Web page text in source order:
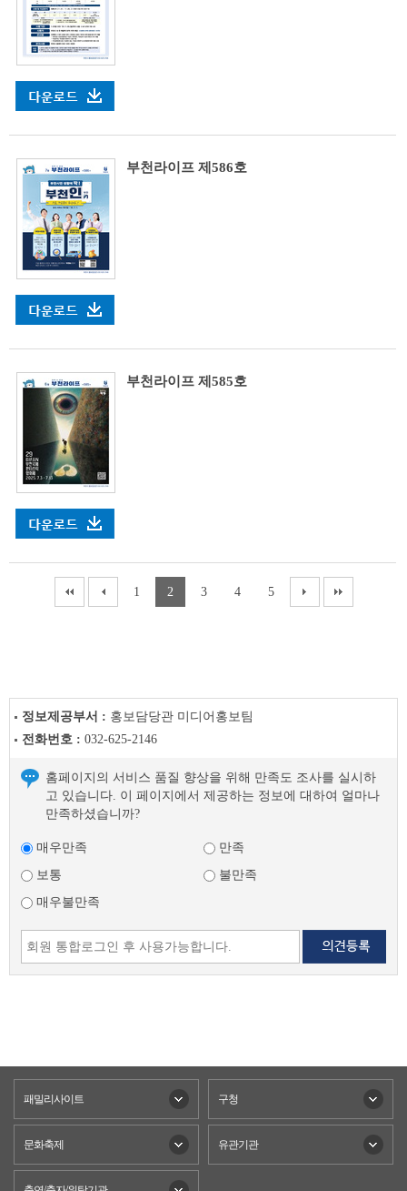
부천라이프 제586호
부천라이프 제585호
1 2 3 4 5
정보제공부서 : 홍보담당관 미디어홍보팀
전화번호 : 032-625-2146
홈페이지의 서비스 품질 향상을 위해 만족도 조사를 실시하
고 있습니다. 이 페이지에서 제공하는 정보에 대하여 얼마나
만족하셨습니까?
매우만족
만족
보통
불만족
매우불만족
패밀리사이트 구청
문화축제 유관기관